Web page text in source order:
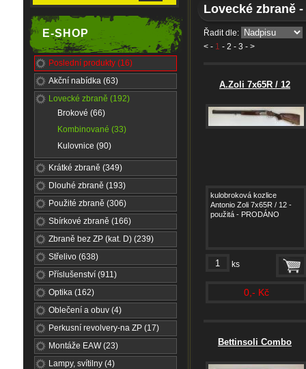
E-SHOP
Poslední produkty (16)
Akční nabídka (63)
Lovecké zbraně (192)
Brokové (66)
Kombinované (33)
Kulovnice (90)
Krátké zbraně (349)
Dlouhé zbraně (193)
Použité zbraně (306)
Sbírkové zbraně (166)
Zbraně bez ZP (kat. D) (239)
Střelivo (638)
Příslušenství (911)
Optika (162)
Oblečení a obuv (4)
Perkusní revolvery-na ZP (17)
Montáže EAW (23)
Lampy, svítilny (4)
Lovecké zbraně
Řadit dle:
< - 1 - 2 - 3 - >
A.Zoli 7x65R / 12
kulobroková kozlice
Antonio Zoli 7x65R / 12 -
použitá - PRODÁNO
ks
0,- Kč
Bettinsoli Combo